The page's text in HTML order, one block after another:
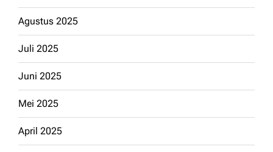
Agustus 2025
Juli 2025
Juni 2025
Mei 2025
April 2025